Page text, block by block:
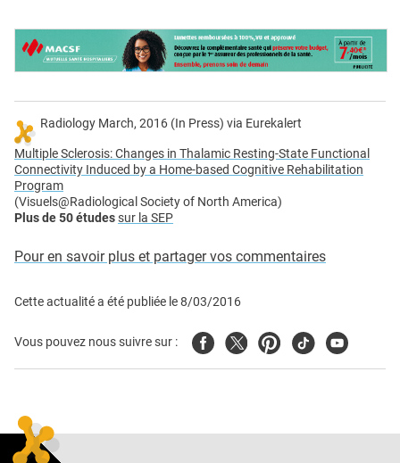
Radiology March, 2016 (In Press) via Eurekalert
Multiple Sclerosis: Changes in Thalamic Resting-State Functional
Connectivity Induced by a Home-based Cognitive Rehabilitation
Program
(Visuels@Radiological Society of North America)
Plus de 50 étudessur la SEP
Pour en savoir plus et partager vos commentaires
Cette actualité a été publiée le8/03/2016
Vous pouvez nous suivre sur : FacebookTwitterPinterest
TiktokYoutube